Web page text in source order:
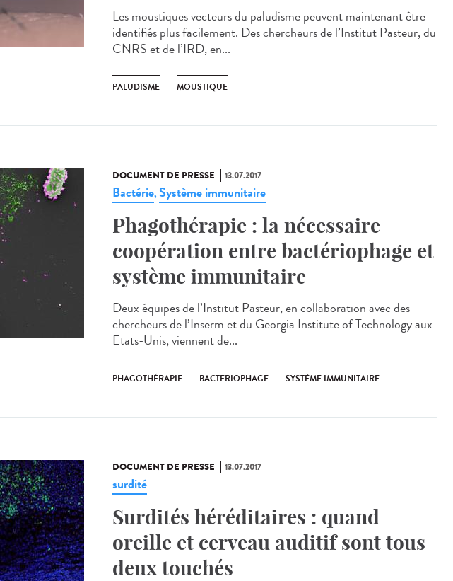
Les moustiques vecteurs du paludisme peuvent maintenant être
identifiés plus facilement. Des chercheurs de l’Institut Pasteur, du
CNRS et de l’IRD, en...
PALUDISME MOUSTIQUE
DOCUMENT DE PRESSE 13.07.2017
Bactérie,Système immunitaire
Phagothérapie : la nécessaire
coopération entre bactériophage et
système immunitaire
Deux équipes de l’Institut Pasteur, en collaboration avec des
chercheurs de l’Inserm et du Georgia Institute of Technology aux
Etats-Unis, viennent de...
PHAGOTHÉRAPIE BACTERIOPHAGE SYSTÈME IMMUNITAIRE
DOCUMENT DE PRESSE 13.07.2017
surdité
Surdités héréditaires : quand
oreille et cerveau auditif sont tous
deux touchés